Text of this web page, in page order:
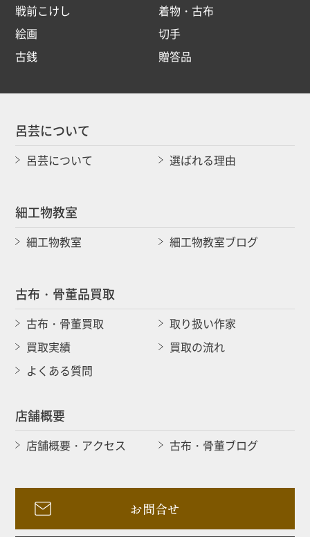
戦前こけし
着物・古布
絵画
切手
古銭
贈答品
呂芸について
呂芸について 選ばれる理由
細工物教室
細工物教室 細工物教室ブログ
古布・骨董品買取
古布・骨董買取
取り扱い作家
買取実績
買取の流れ
よくある質問
店舗概要
店舗概要・アクセス 古布・骨董ブログ
お問合せ